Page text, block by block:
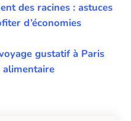
des racines : astuces
d’économies
gustatif à Paris